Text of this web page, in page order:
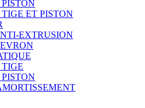
ET PISTON
EXTRUSION